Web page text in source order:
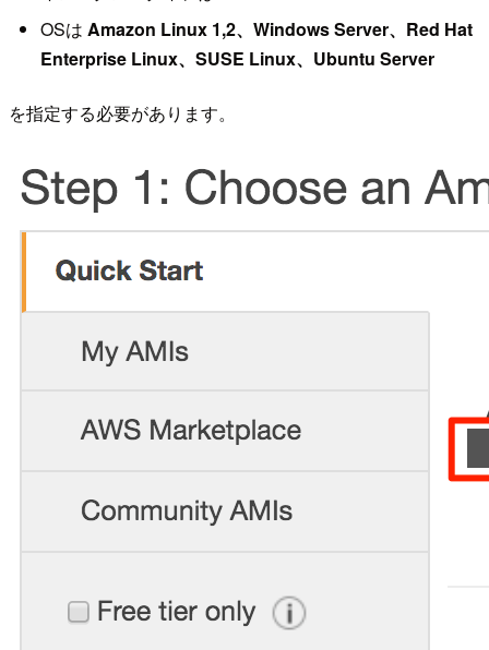
OSは Amazon Linux 1,2、Windows Server、Red Hat
Enterprise Linux、SUSE Linux、Ubuntu Server
を指定する必要があります。